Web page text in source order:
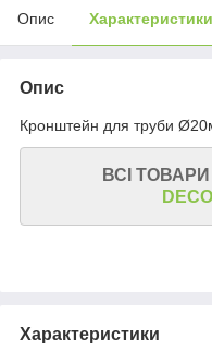
Опис Характеристики
Опис
Кронштейн для труби
ВСІ
Характеристики